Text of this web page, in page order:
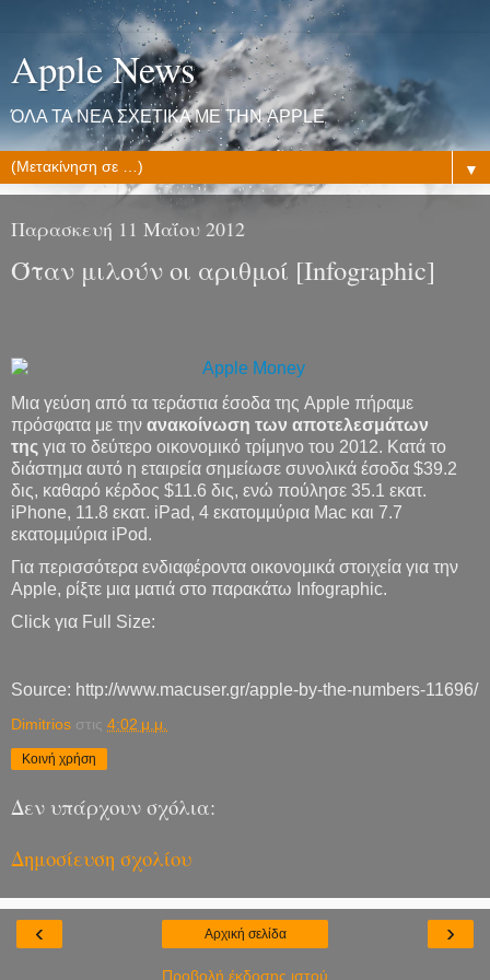
Apple News
ΌΛΑ ΤΑ ΝΕΑ ΣΧΕΤΙΚΑ ΜΕ ΤΗΝ APPLE
▼
Παρασκευή 11 Μαΐου 2012
Όταν μιλούν οι αριθμοί [Infographic]
Μια γεύση από τα τεράστια έσοδα της Apple πήραμε
πρόσφατα με την ανακοίνωση των αποτελεσμάτων
της για το δεύτερο οικονομικό τρίμηνο του 2012. Κατά το
διάστημα αυτό η εταιρεία σημείωσε συνολικά έσοδα $39.2
δις, καθαρό κέρδος $11.6 δις, ενώ πούλησε 35.1 εκατ.
iPhone, 11.8 εκατ. iPad, 4 εκατομμύρια Mac και 7.7
εκατομμύρια iPod.
Για περισσότερα ενδιαφέροντα οικονομικά στοιχεία για την
Apple, ρίξτε μια ματιά στο παρακάτω Infographic.
Click για Full Size:
Source: http://www.macuser.gr/apple-by-the-numbers-11696/
Dimitrios στις 4:02 μ.μ.
Κοινή χρήση
Δεν υπάρχουν σχόλια:
Δημοσίευση σχολίου
‹ ›
Αρχική σελίδα
Προβολή έκδοσης ιστού